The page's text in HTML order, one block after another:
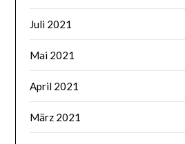
Juli 2021
Mai 2021
April 2021
März 2021